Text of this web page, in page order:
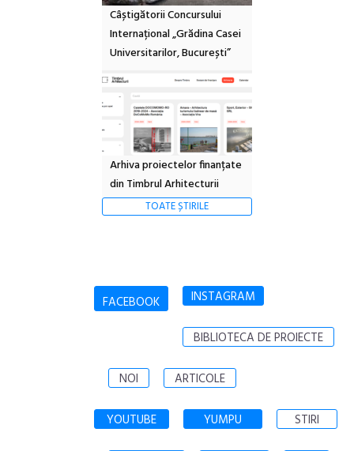
Câștigătorii Concursului
Internațional „Grădina Casei
Universitarilor, București”
Arhiva proiectelor finanțate
din Timbrul Arhitecturii
TOATE ȘTIRILE
FACEBOOK INSTAGRAM
BIBLIOTECA DE PROIECTE
NOI ARTICOLE
YOUTUBE YUMPU STIRI